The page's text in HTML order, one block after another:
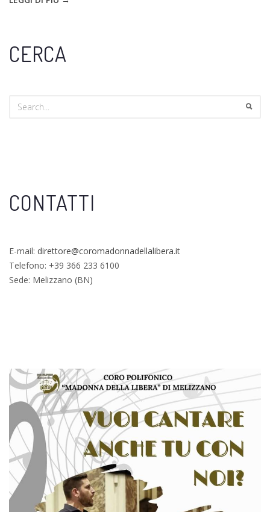
CERCA
CONTATTI
E-mail: direttore@coromadonnadellalibera.it
Telefono: +39 366 233 6100
Sede: Melizzano (BN)